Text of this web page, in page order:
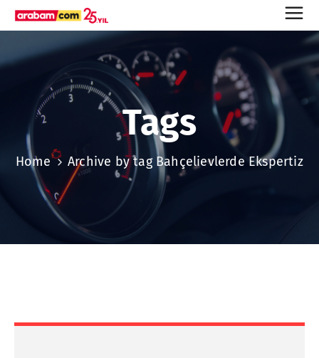
Tags
Home Archive by tag Bahçelievlerde Ekspertiz